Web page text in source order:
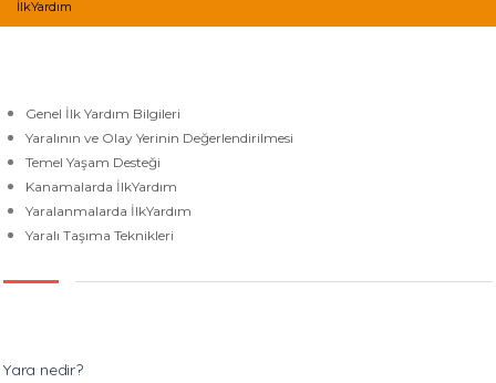
İlkYardım
Genel İlk Yardım Bilgileri
Yaralının ve Olay Yerinin Değerlendirilmesi
Temel Yaşam Desteği
Kanamalarda İlkYardım
Yaralanmalarda İlkYardım
Yaralı Taşıma Teknikleri
Yara nedir?